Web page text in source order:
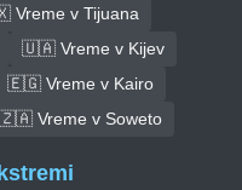
v Tijuana
🇺🇦 Vreme v Kijev
🇪🇬 Vreme v Kairo
🇿🇦 Vreme v Soweto